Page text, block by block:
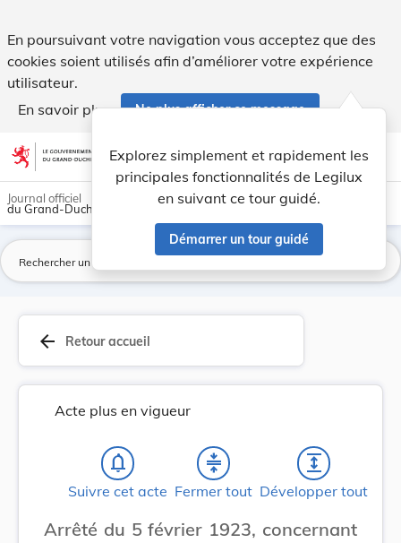
En poursuivant votre navigation vous acceptez que des
cookies soient utilisés afin d’améliorer votre expérience
utilisateur.
En savoir plus
Ne plus afficher ce message
Aller au contenu account_circle help Aide
Explorez simplement et rapidement les
principales fonctionnalités de Legilux
en suivant ce tour guidé.
Démarrer un tour guidé
light_mode dark_mode
Journal officiel
du Grand-Duché de Luxembourg
arrow_back Retour accueil
Acte plus en vigueur
notifications_none
Suivre cet acte
compress
Fermer tout
expand
Développer tout
Arrêté du 5 février 1923, concernant